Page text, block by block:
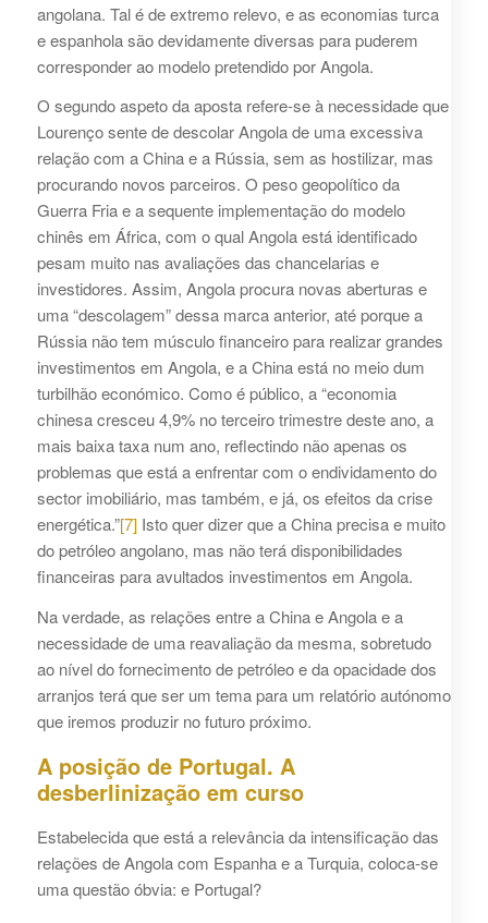
angolana. Tal é de extremo relevo, e as economias turca
e espanhola são devidamente diversas para puderem
corresponder ao modelo pretendido por Angola.
O segundo aspeto da aposta refere-se à necessidade que
Lourenço sente de descolar Angola de uma excessiva
relação com a China e a Rússia, sem as hostilizar, mas
procurando novos parceiros. O peso geopolítico da
Guerra Fria e a sequente implementação do modelo
chinês em África, com o qual Angola está identificado
pesam muito nas avaliações das chancelarias e
investidores. Assim, Angola procura novas aberturas e
uma “descolagem” dessa marca anterior, até porque a
Rússia não tem músculo financeiro para realizar grandes
investimentos em Angola, e a China está no meio dum
turbilhão económico. Como é público, a “economia
chinesa cresceu 4,9% no terceiro trimestre deste ano, a
mais baixa taxa num ano, reflectindo não apenas os
problemas que está a enfrentar com o endividamento do
sector imobiliário, mas também, e já, os efeitos da crise
energética.”[7]Isto quer dizer que a China precisa e muito
do petróleo angolano, mas não terá disponibilidades
financeiras para avultados investimentos em Angola.
Na verdade, as relações entre a China e Angola e a
necessidade de uma reavaliação da mesma, sobretudo
ao nível do fornecimento de petróleo e da opacidade dos
arranjos terá que ser um tema para um relatório autónomo
que iremos produzir no futuro próximo.
A posição de Portugal. A
desberlinização em curso
Estabelecida que está a relevância da intensificação das
relações de Angola com Espanha e a Turquia, coloca-se
uma questão óbvia: e Portugal?